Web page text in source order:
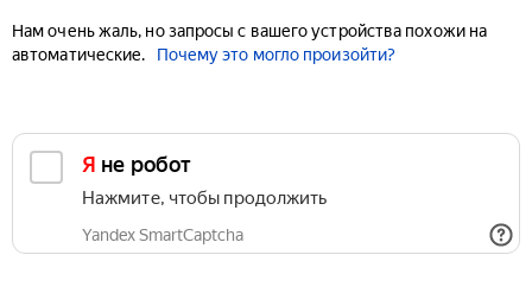
Нам очень жаль, но запросы с вашего устройства похожи на
автоматические.
Почему это могло произойти?
Я не робот
Нажмите, чтобы продолжить
Yandex SmartCaptcha